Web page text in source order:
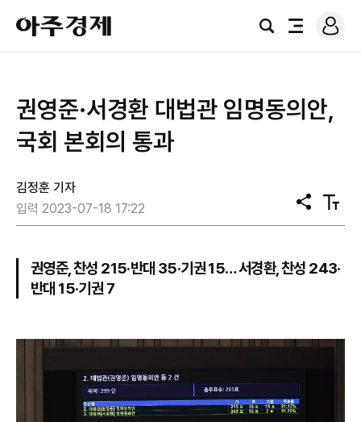
아
주
경
검
전
로
그
​권영준·서경환 대법관 임명동의안,
국회 본회의 통과
김정훈 기자
입력 2023-07-18 17:22
공
유
텍
스
기
권영준, 찬성 215·반대 35·기권 15… 서경환, 찬성 243·
반대 15·기권 7